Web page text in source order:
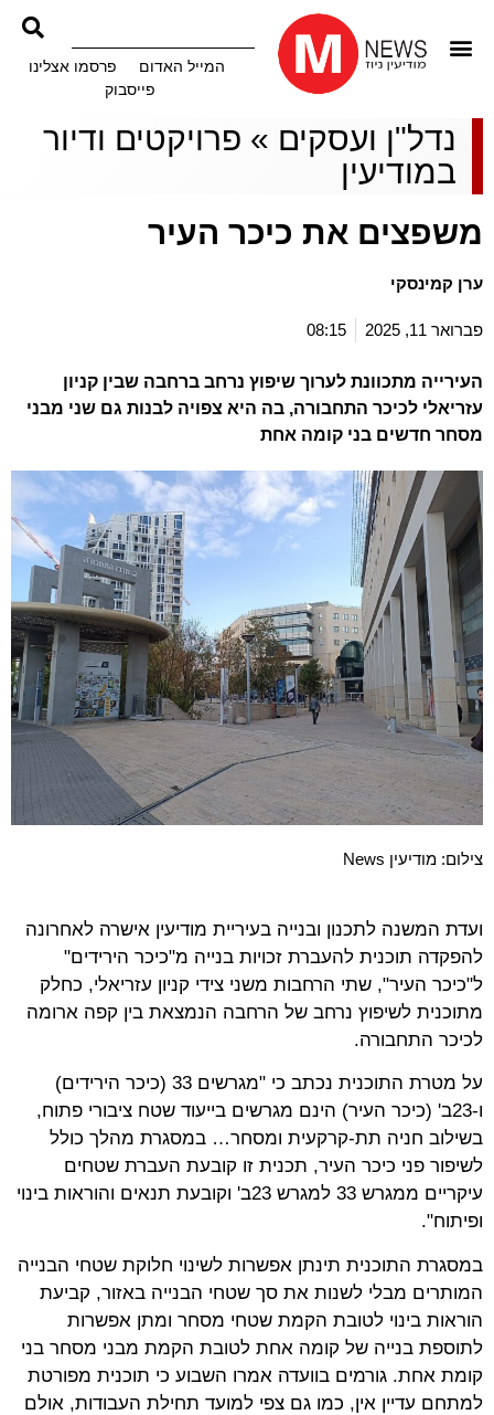
המייל האדום
פרסמו אצלינו
פייסבוק
נדל"ן ועסקים » פרויקטים ודיור
במודיעין
משפצים את כיכר העיר
ערן קמינסקי
פברואר 11, 2025 08:15
העירייה מתכוונת לערוך שיפוץ נרחב ברחבה שבין קניון
עזריאלי לכיכר התחבורה, בה היא צפויה לבנות גם שני מבני
מסחר חדשים בני קומה אחת
צילום: מודיעין News
ועדת המשנה לתכנון ובנייה בעיריית מודיעין אישרה לאחרונה
להפקדה תוכנית להעברת זכויות בנייה מ"כיכר הירידים"
ל"כיכר העיר", שתי הרחבות משני צידי קניון עזריאלי, כחלק
מתוכנית לשיפוץ נרחב של הרחבה הנמצאת בין קפה ארומה
לכיכר התחבורה.
על מטרת התוכנית נכתב כי "מגרשים 33 (כיכר הירידים)
ו-23ב' (כיכר העיר) הינם מגרשים בייעוד שטח ציבורי פתוח,
בשילוב חניה תת-קרקעית ומסחר… במסגרת מהלך כולל
לשיפור פני כיכר העיר, תכנית זו קובעת העברת שטחים
עיקריים ממגרש 33 למגרש 23ב' וקובעת תנאים והוראות בינוי
ופיתוח".
במסגרת התוכנית תינתן אפשרות לשינוי חלוקת שטחי הבנייה
המותרים מבלי לשנות את סך שטחי הבנייה באזור, קביעת
הוראות בינוי לטובת הקמת שטחי מסחר ומתן אפשרות
לתוספת בנייה של קומה אחת לטובת הקמת מבני מסחר בני
קומת אחת. גורמים בוועדה אמרו השבוע כי תוכנית מפורטת
למתחם עדיין אין, כמו גם צפי למועד תחילת העבודות, אולם